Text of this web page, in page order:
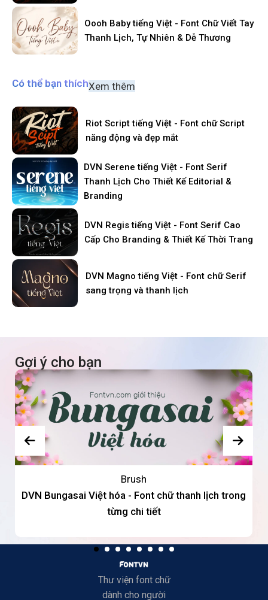
Oooh Baby tiếng Việt - Font Chữ Viết Tay
Thanh Lịch, Tự Nhiên & Dễ Thương
Có thể bạn thíchXem thêm
Riot Script tiếng Việt - Font chữ Script
năng động và đẹp mắt
DVN Serene tiếng Việt - Font Serif
Thanh Lịch Cho Thiết Kế Editorial &
Branding
DVN Regis tiếng Việt - Font Serif Cao
Cấp Cho Branding & Thiết Kế Thời Trang
DVN Magno tiếng Việt - Font chữ Serif
sang trọng và thanh lịch
Gợi ý cho bạn
Brush
DVN Bungasai Việt hóa - Font chữ thanh lịch trong
từng chi tiết
Thư viện font chữ
dành cho người